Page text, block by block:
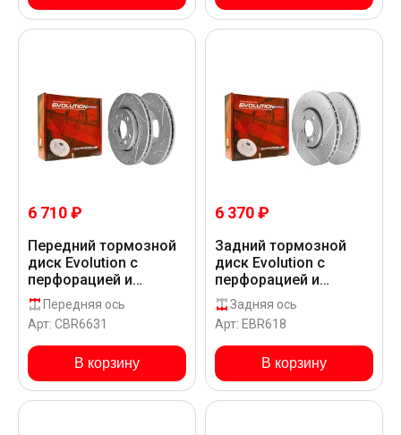
6 710 ₽
Передний тормозной
диск Evolution с
перфорацией и
насечками, в
покрытии GEOMET для
Volkswagen BORA
1J____
Передняя ось
Арт: CBR6631
В корзину
6 370 ₽
Задний тормозной
диск Evolution с
перфорацией и
насечками в покрытии
GEOMET для
Volkswagen BORA
1J__3_
Задняя ось
Арт: EBR618
В корзину